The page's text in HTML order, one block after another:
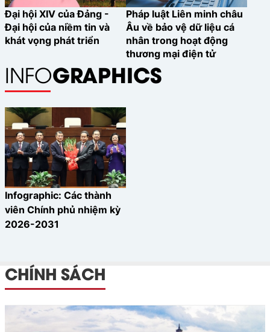
Đại hội XIV của Đảng -
Đại hội của niềm tin và
khát vọng phát triển
Pháp luật Liên minh châu
Âu về bảo vệ dữ liệu cá
nhân trong hoạt động
thương mại điện tử
INFOGRAPHICS
Infographic: Các thành
viên Chính phủ nhiệm kỳ
2026-2031
CHÍNH SÁCH